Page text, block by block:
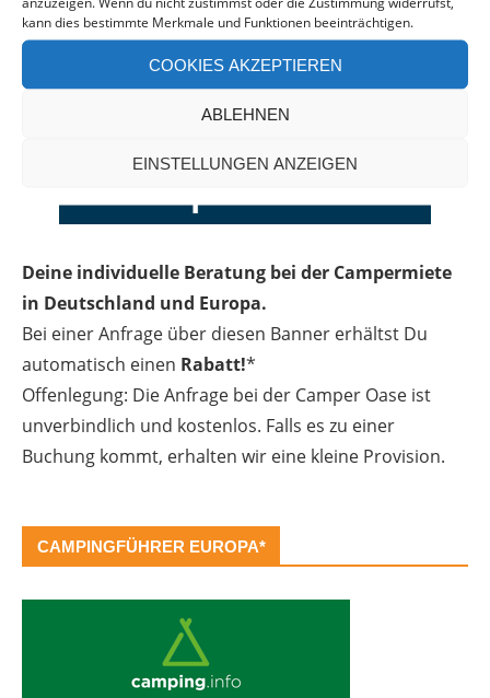
kann dies bestimmte Merkmale und Funktionen beeinträchtigen.
COOKIES AKZEPTIEREN
ABLEHNEN
EINSTELLUNGEN ANZEIGEN
Deine individuelle Beratung bei der Campermiete
in Deutschland und Europa.
Bei einer Anfrage über diesen Banner erhältst Du
automatisch einen Rabatt!*
Offenlegung: Die Anfrage bei der Camper Oase ist
unverbindlich und kostenlos. Falls es zu einer
Buchung kommt, erhalten wir eine kleine Provision.
CAMPINGFÜHRER EUROPA*